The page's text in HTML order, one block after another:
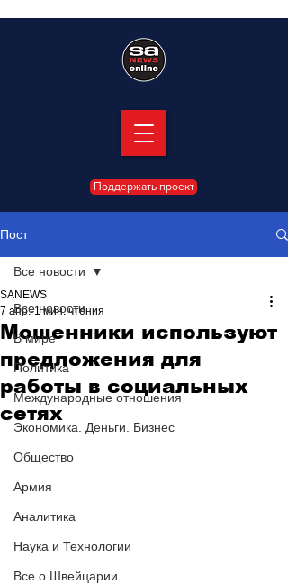
Поддержать проект
Пост
Все новости
В мире
Политика
Международные отношения
Экономика. Деньги. Бизнес
Общество
Армия
Аналитика
Наука и Технологии
Все о Швейцарии
Все новости
Мошенники используют
предложения для
работы в социальных
сетях
SANEWS
7 апр. 1 мин. чтения